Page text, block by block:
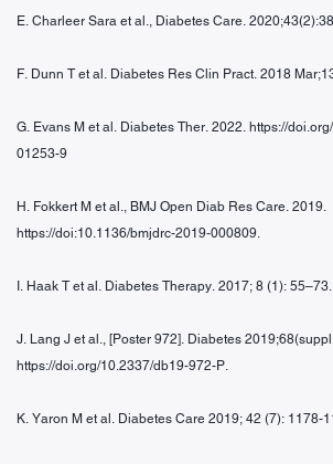
E. Charleer Sara et al., Diabetes Care.
F. Dunn T et al. Diabetes Res Clin Pract. 2018
G. Evans M et al. Diabetes Ther. 2022. https://
01253-9
H. Fokkert M et al., BMJ Open Diab Res Care. 2019.
https://doi:10.1136/bmjdrc-2019-000809.
I. Haak T et al. Diabetes Therapy. 2017; 8 (1): 55–73.
J. Lang J et al., [Poster 972]. Diabetes 2019;68(suppl
https://doi.org/10.2337/db19-972-P.
K. Yaron M et al. Diabetes Care 2019; 42 (7): 1178-